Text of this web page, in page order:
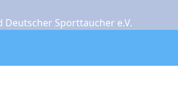
Sporttaucher e.V.